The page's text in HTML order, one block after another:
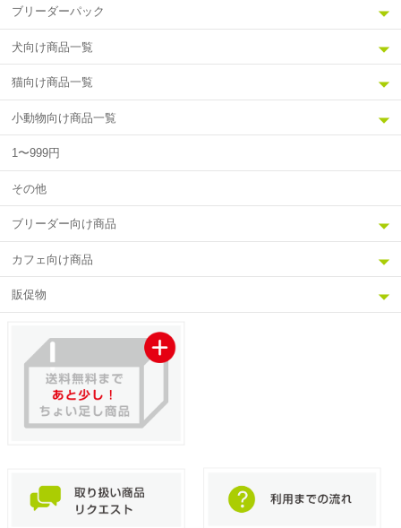
ブリーダーパック
犬向け商品一覧
猫向け商品一覧
小動物向け商品一覧
1〜999円
その他
ブリーダー向け商品
カフェ向け商品
販促物